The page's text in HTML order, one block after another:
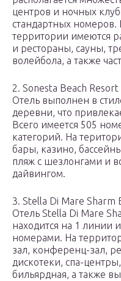
центров и ночных
стандартных номеров.
территории имеются
и рестораны, сауны,
волейбола, а также
2. Sonesta Beach Resort
Отель выполнен в
деревни, что
Всего имеется 505
категорий. На
бары, казино,
пляж с шезлонгами и
дайвингом.
3. Stella Di Mare Sharm
Отель Stella Di Mare
находится на 1 линии
номерами. На
зал, конференц-зал,
дискотеки, спа-
бильярдная, а также